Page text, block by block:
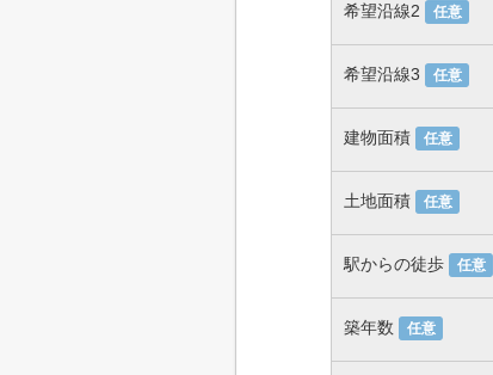
希望沿線2 任意
希望沿線3 任意
建物面積 任意
土地面積 任意
駅からの徒歩 任意
築年数 任意